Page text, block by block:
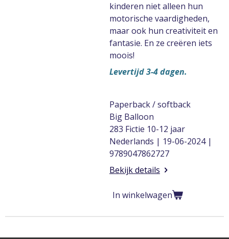
kinderen niet alleen hun
motorische vaardigheden,
maar ook hun creativiteit en
fantasie. En ze creëren iets
moois!
Levertijd 3-4 dagen.
Paperback / softback
Big Balloon
283 Fictie 10-12 jaar
Nederlands | 19-06-2024 |
9789047862727
Bekijk details
In winkelwagen